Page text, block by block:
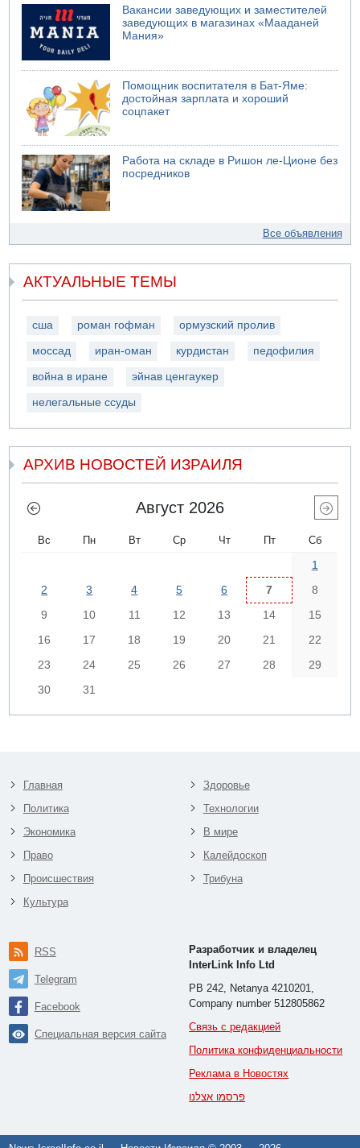
Вакансии заведующих и заместителей
заведующих в магазинах «Мааданей
Мания»
Помощник воспитателя в Бат-Яме:
достойная зарплата и хороший
соцпакет
Работа на складе в Ришон ле-Ционе без
посредников
Все объявления
АКТУАЛЬНЫЕ ТЕМЫ
сша роман гофман ормузский пролив
моссад иран-оман курдистан педофилия
война в иране эйнав ценгаукер
нелегальные ссуды
АРХИВ НОВОСТЕЙ ИЗРАИЛЯ
Август 2026
Вс Пн Вт Ср Чт Пт Сб
1
2
3 4 5 6 7
8
9
10 11 12 13 14
15
16
17 18 19 20 21
22
23
24 25 26 27 28
29
30
31
Главная
Политика
Экономика
Право
Происшествия
Культура
Здоровье
Технологии
В мире
Калейдоскоп
Трибуна
RSS
Telegram
Facebook
Специальная версия сайта
Разработчик и владелец
InterLink Info Ltd
PB 242, Netanya 4210201,
Company number 512805862
Связь с редакцией
Политика конфиденциальности
Реклама в Новостях
פרסמו אצלנו